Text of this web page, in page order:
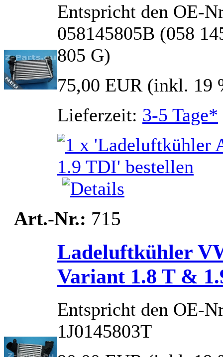
Entspricht den OE-
058145805B (058
805 G)
75,00 EUR (inkl. 19
Lieferzeit: 3-5 Tage*
Art.-Nr.: 715
Ladeluftkühler
Variant 1.8 T &
Entspricht den OE-
1J0145803T